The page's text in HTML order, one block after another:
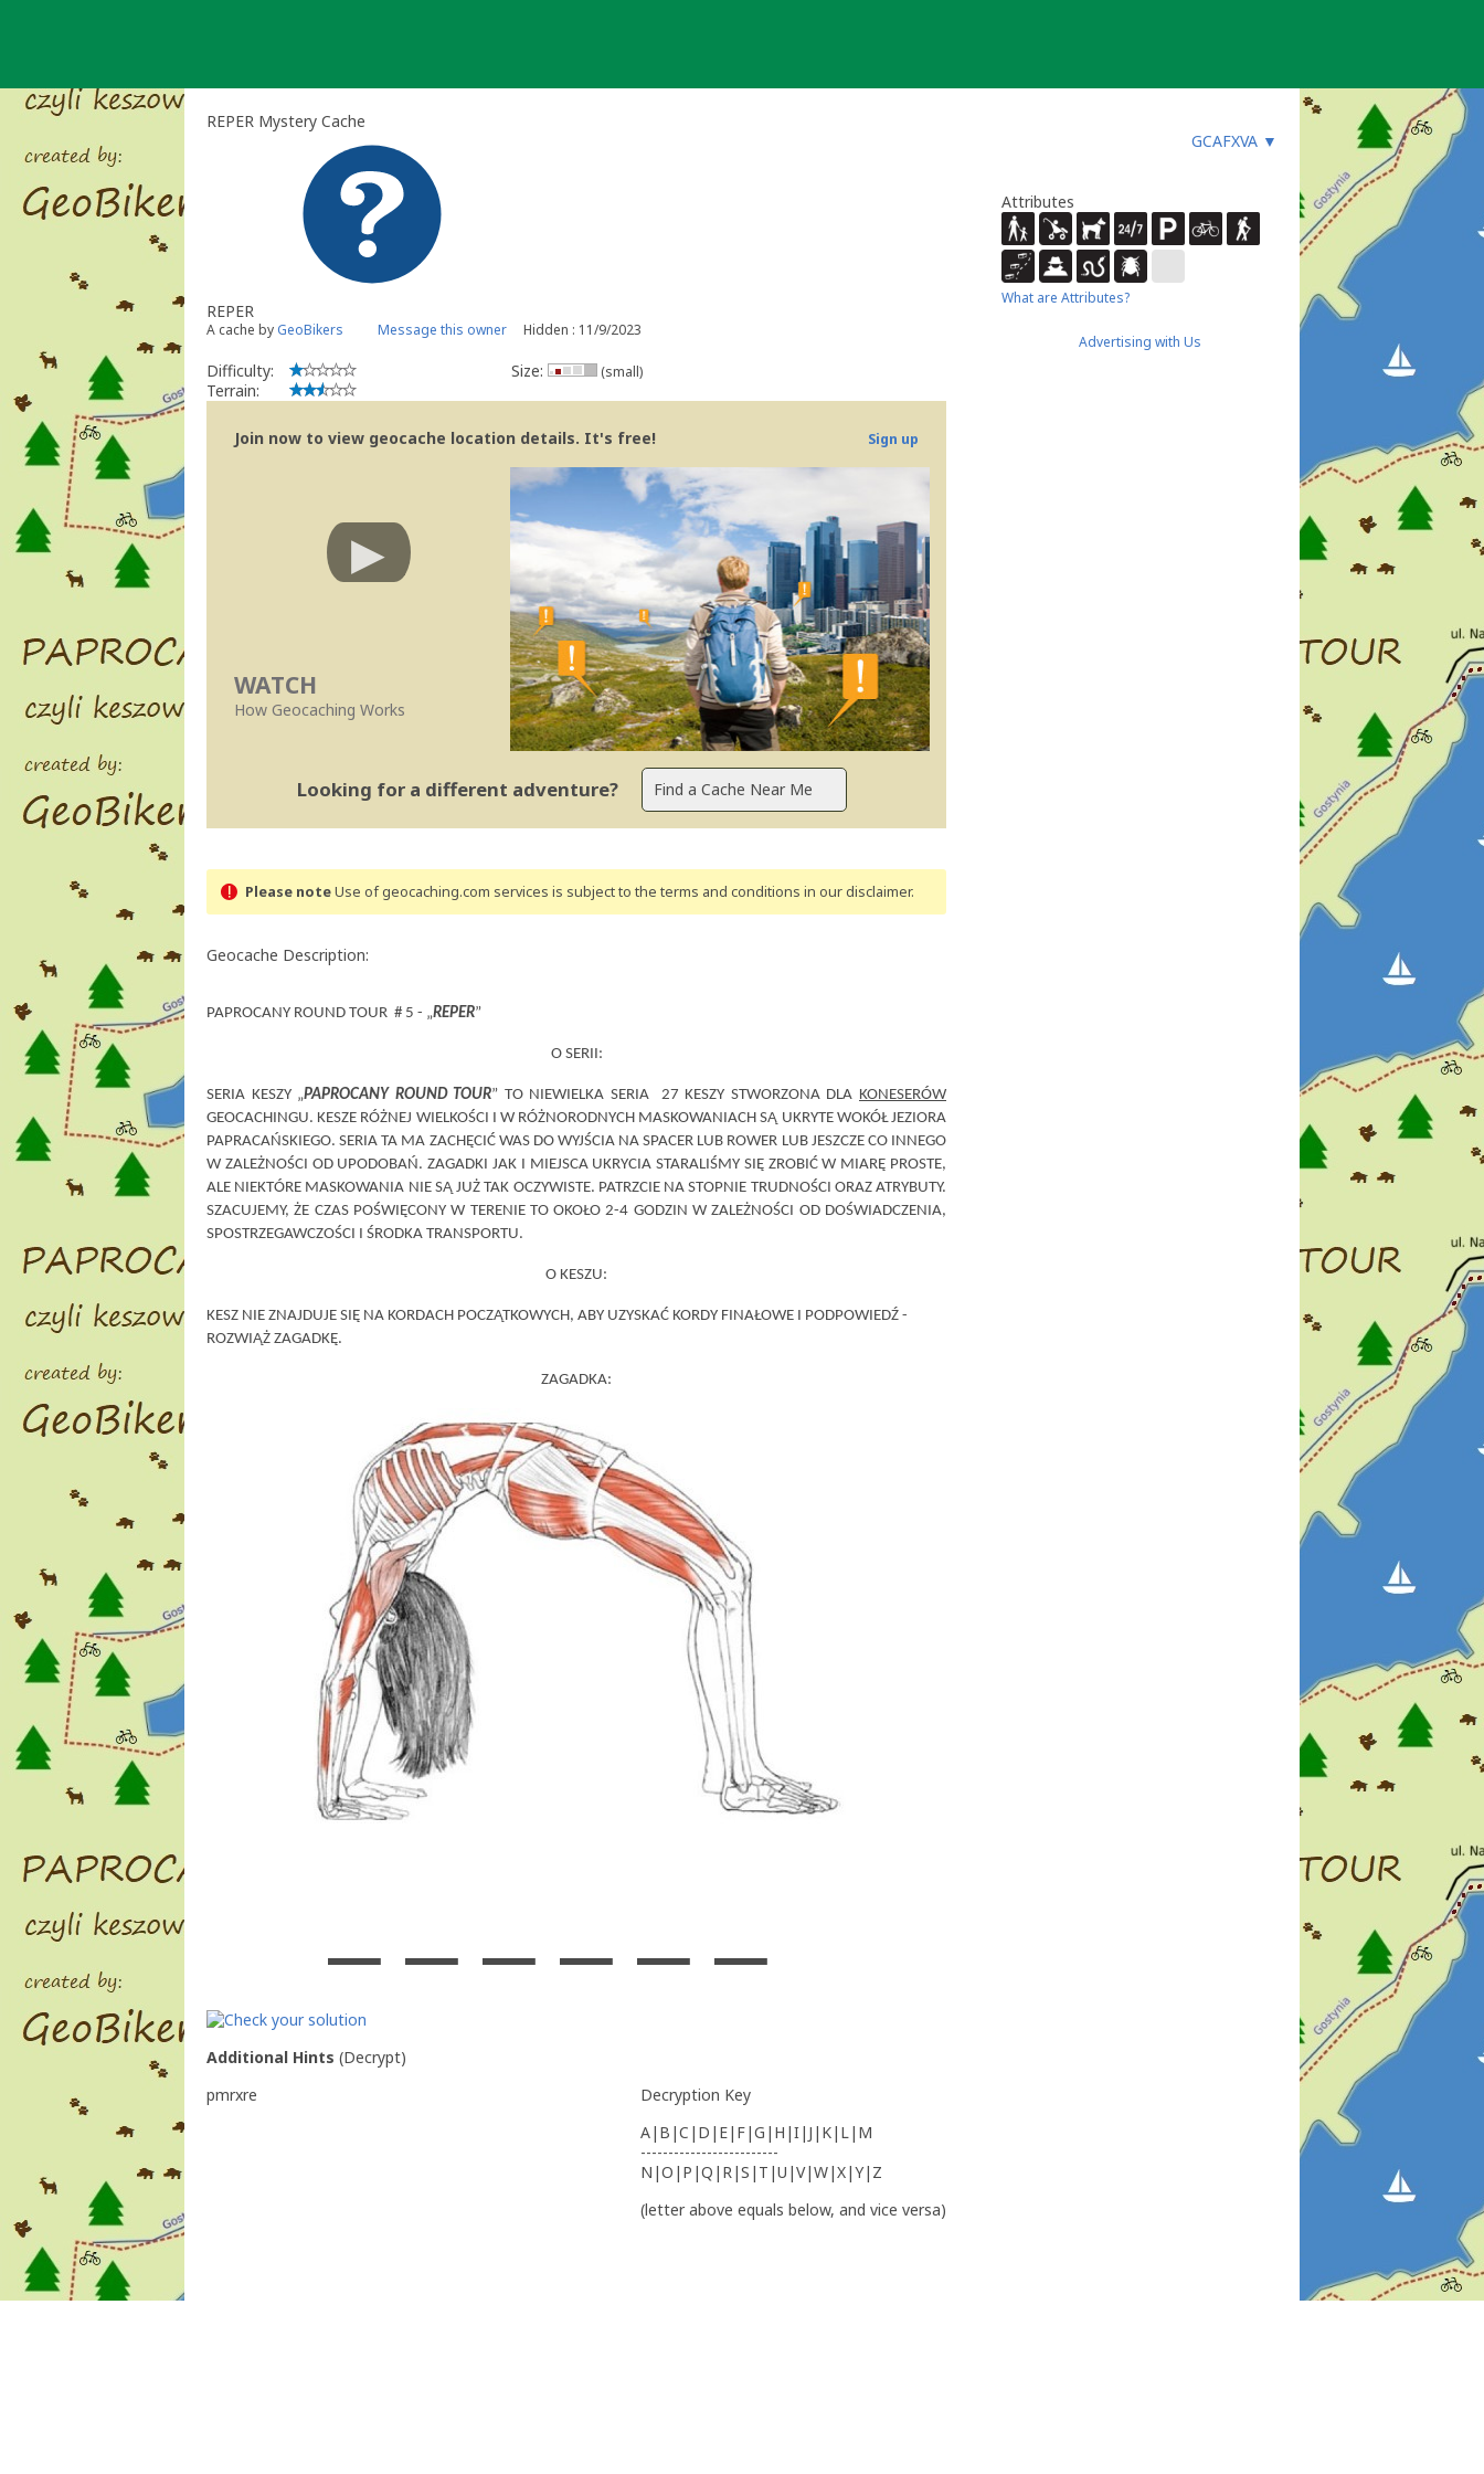
REPER Mystery Cache
GCAFXVA ▼
REPER
A cache by GeoBikers Message this owner Hidden : 11/9/2023
Difficulty:
Terrain:
Size: (small)
Join now to view geocache location details. It's free! Sign up
WATCH
How Geocaching Works
Looking for a different adventure?
Please noteUse of geocaching.com services is subject to the terms and conditions in our disclaimer.
Geocache Description:
PAPROCANY ROUND TOUR # 5 - „REPER”
O SERII:
SERIA KESZY „PAPROCANY ROUND TOUR” TO NIEWIELKA SERIA 27 KESZY STWORZONA DLA KONESERÓW
GEOCACHINGU. KESZE RÓŻNEJ WIELKOŚCI I W RÓŻNORODNYCH MASKOWANIACH SĄ UKRYTE WOKÓŁ JEZIORA
PAPRACAŃSKIEGO. SERIA TA MA ZACHĘCIĆ WAS DO WYJŚCIA NA SPACER LUB ROWER LUB JESZCZE CO INNEGO
W ZALEŻNOŚCI OD UPODOBAŃ. ZAGADKI JAK I MIEJSCA UKRYCIA STARALIŚMY SIĘ ZROBIĆ W MIARĘ PROSTE,
ALE NIEKTÓRE MASKOWANIA NIE SĄ JUŻ TAK OCZYWISTE. PATRZCIE NA STOPNIE TRUDNOŚCI ORAZ ATRYBUTY.
SZACUJEMY, ŻE CZAS POŚWIĘCONY W TERENIE TO OKOŁO 2-4 GODZIN W ZALEŻNOŚCI OD DOŚWIADCZENIA,
SPOSTRZEGAWCZOŚCI I ŚRODKA TRANSPORTU.
O KESZU:
KESZ NIE ZNAJDUJE SIĘ NA KORDACH POCZĄTKOWYCH, ABY UZYSKAĆ KORDY FINAŁOWE I PODPOWIEDŹ -
ROZWIĄŻ ZAGADKĘ.
ZAGADKA:
Additional Hints (Decrypt)
pmrxre
Decryption Key
A|B|C|D|E|F|G|H|I|J|K|L|M
-------------------------
N|O|P|Q|R|S|T|U|V|W|X|Y|Z
(letter above equals below, and vice versa)
Attributes
What are Attributes?
Advertising with Us